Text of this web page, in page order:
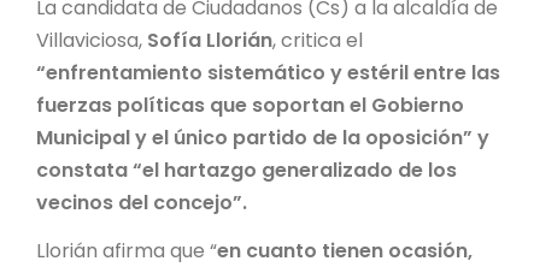
La candidata de Ciudadanos (Cs) a la alcaldía de
Villaviciosa, Sofía Llorián, critica el
“enfrentamiento sistemático y estéril entre las
fuerzas políticas que soportan el Gobierno
Municipal y el único partido de la oposición” y
constata “el hartazgo generalizado de los
vecinos del concejo”.
Llorián afirma que “en cuanto tienen ocasión,